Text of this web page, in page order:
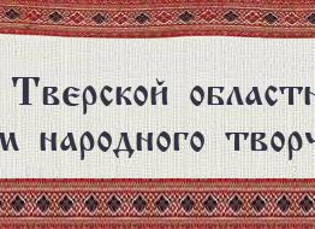
Тверской
народного